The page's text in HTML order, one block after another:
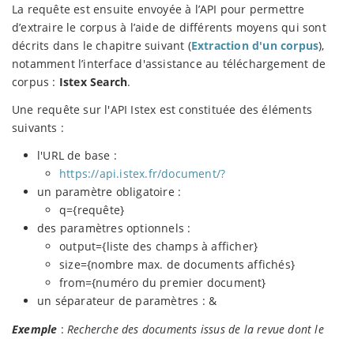
La requête est ensuite envoyée à l’API pour permettre
d’extraire le corpus à l’aide de différents moyens qui sont
décrits dans le chapitre suivant (Extraction d'un corpus),
notamment l’interface d'assistance au téléchargement de
corpus : Istex Search.
Une requête sur l'API Istex est constituée des éléments
suivants :
l'URL de base :
https://api.istex.fr/document/?
un paramètre obligatoire :
q={requête}
des paramètres optionnels :
output={liste des champs à afficher}
size={nombre max. de documents affichés}
from={numéro du premier document}
un séparateur de paramètres : &
Exemple :Recherche des documents issus de la revue dont le